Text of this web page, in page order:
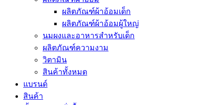
ผลิตภัณฑ์ผ้าอ้อมเด็ก
ผลิตภัณฑ์ผ้าอ้อมผู้ใหญ่
นมผงและอาหารสำหรับเด็ก
ผลิตภัณฑ์ความงาม
วิตามิน
สินค้าทั้งหมด
แบรนด์
สินค้า